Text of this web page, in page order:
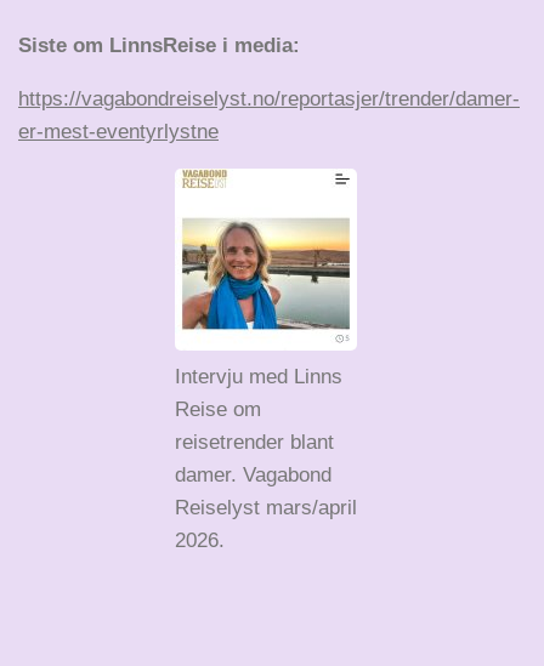
Siste om LinnsReise i media:
https://vagabondreiselyst.no/reportasjer/trender/damer-
er-mest-eventyrlystne
Intervju med Linns
Reise om
reisetrender blant
damer. Vagabond
Reiselyst mars/april
2026.